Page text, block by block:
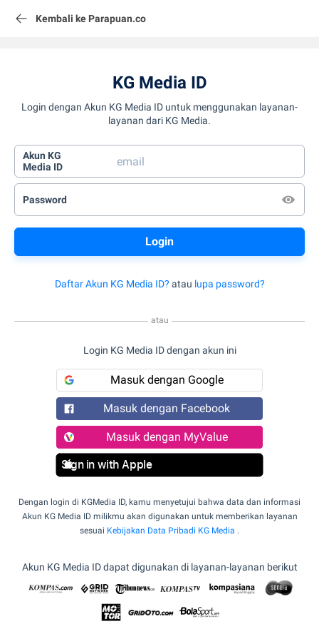
Kembali ke Parapuan.co
KG Media ID
Login dengan Akun KG Media ID untuk menggunakan layanan-
layanan dari KG Media.
Akun KG
Media ID
Password
Daftar Akun KG Media ID? atau lupa password?
atau
Login KG Media ID dengan akun ini
Masuk dengan Google
Masuk dengan Facebook
Masuk dengan MyValue
Sign in with Apple
Dengan login di KGMedia ID, kamu menyetujui bahwa data dan informasi
Akun KG Media ID milikmu akan digunakan untuk memberikan layanan
sesuai Kebijakan Data Pribadi KG Media .
Akun KG Media ID dapat digunakan di layanan-layanan berikut